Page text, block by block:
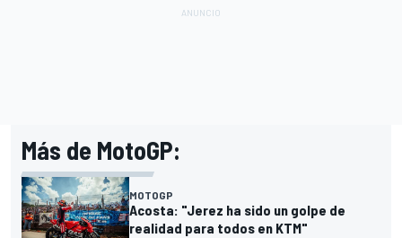
Más de MotoGP:
MOTOGP
Acosta: "Jerez ha sido un golpe de
realidad para todos en KTM"